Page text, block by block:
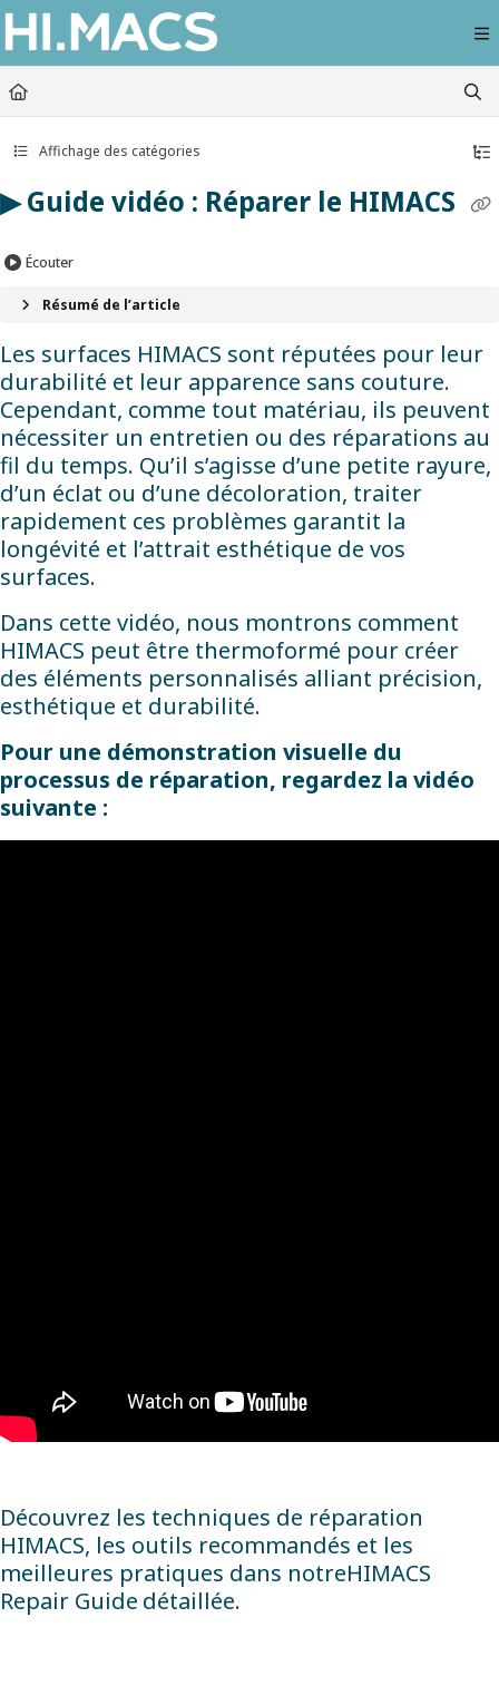
Documentation Index
Fetch the complete documentation index at:
https://himacs-
Use this file to discover all available pages before exploring further.
Affichage des catégories
▶ Guide vidéo : Réparer le HIMACS
Écouter
Résumé de l’article
Les surfaces HIMACS sont réputées pour leur
durabilité et leur apparence sans couture.
Cependant, comme tout matériau, ils peuvent
nécessiter un entretien ou des réparations au
fil du temps. Qu’il s’agisse d’une petite rayure,
d’un éclat ou d’une décoloration, traiter
rapidement ces problèmes garantit la
longévité et l’attrait esthétique de vos
surfaces.
Dans cette vidéo, nous montrons comment
HIMACS peut être thermoformé pour créer
des éléments personnalisés alliant précision,
esthétique et durabilité.
Pour une démonstration visuelle du
processus de réparation, regardez la vidéo
suivante :
Découvrez les techniques de réparation
HIMACS, les outils recommandés et les
meilleures pratiques dans notreHIMACS
Repair Guide détaillée.